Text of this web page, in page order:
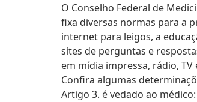
O Conselho Federal de
fixa diversas normas para a
internet para leigos, a
sites de perguntas e
em mídia impressa, rádio, TV
Confira algumas
Artigo 3. é vedado ao médico: